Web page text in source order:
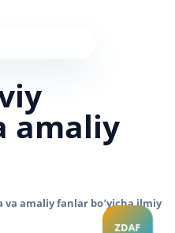
amaliy